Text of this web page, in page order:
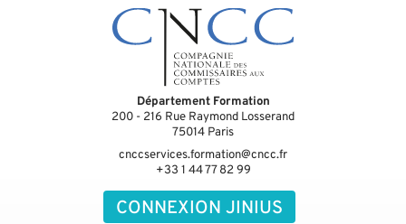
CONNEXION JINIUS
Département Formation
200 - 216 Rue Raymond Losserand
75014 Paris
cnccservices.formation@cncc.fr
+33 1 44 77 82 99